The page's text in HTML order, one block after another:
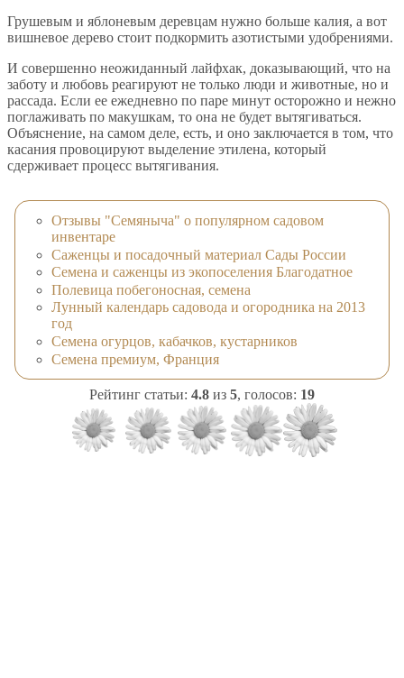
Грушевым и яблоневым деревцам нужно больше калия, а вот
вишневое дерево стоит подкормить азотистыми удобрениями.
И совершенно неожиданный лайфхак, доказывающий, что на
заботу и любовь реагируют не только люди и животные, но и
рассада. Если ее ежедневно по паре минут осторожно и нежно
поглаживать по макушкам, то она не будет вытягиваться.
Объяснение, на самом деле, есть, и оно заключается в том, что
касания провоцируют выделение этилена, который
сдерживает процесс вытягивания.
Отзывы "Семяныча" о популярном садовом
инвентаре
Саженцы и посадочный материал Сады России
Семена и саженцы из экопоселения Благодатное
Полевица побегоносная, семена
Лунный календарь садовода и огородника на 2013
год
Семена огурцов, кабачков, кустарников
Семена премиум, Франция
Рейтинг статьи: 4.8 из 5, голосов: 19